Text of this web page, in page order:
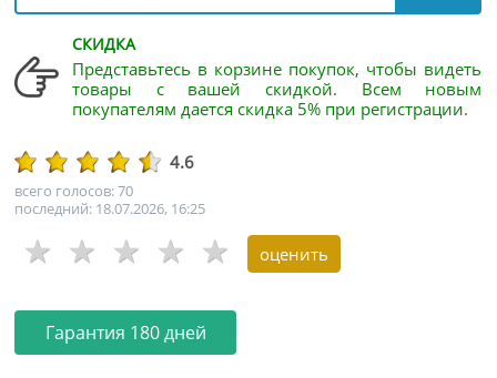
СКИДКА
Представьтесь в корзине покупок, чтобы видеть
товары с вашей скидкой. Всем новым
покупателям дается скидка 5% при регистрации.
4.6
всего голосов: 70
последний: 18.07.2026, 16:25
Гарантия 180 дней